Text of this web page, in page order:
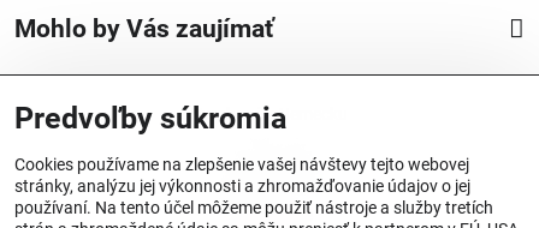
Mohlo by Vás zaujímať
Vyrobené v Nemecku
Predvoľby súkromia
Cookies používame na zlepšenie vašej návštevy tejto webovej
stránky, analýzu jej výkonnosti a zhromažďovanie údajov o jej
používaní. Na tento účel môžeme použiť nástroje a služby tretích